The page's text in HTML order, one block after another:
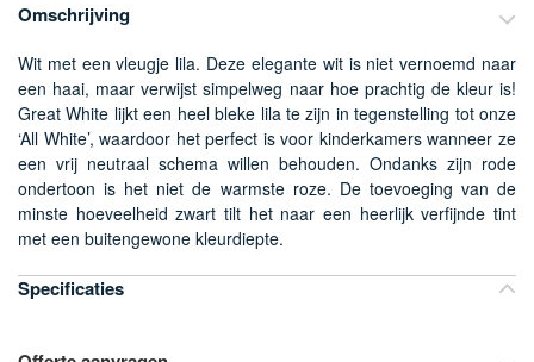
Omschrijving
Wit met een vleugje lila. Deze elegante wit is niet vernoemd naar
een haai, maar verwijst simpelweg naar hoe prachtig de kleur is!
Great White lijkt een heel bleke lila te zijn in tegenstelling tot onze
‘All White’, waardoor het perfect is voor kinderkamers wanneer ze
een vrij neutraal schema willen behouden. Ondanks zijn rode
ondertoon is het niet de warmste roze. De toevoeging van de
minste hoeveelheid zwart tilt het naar een heerlijk verfijnde tint
met een buitengewone kleurdiepte.
Specificaties
afbeeldingen-